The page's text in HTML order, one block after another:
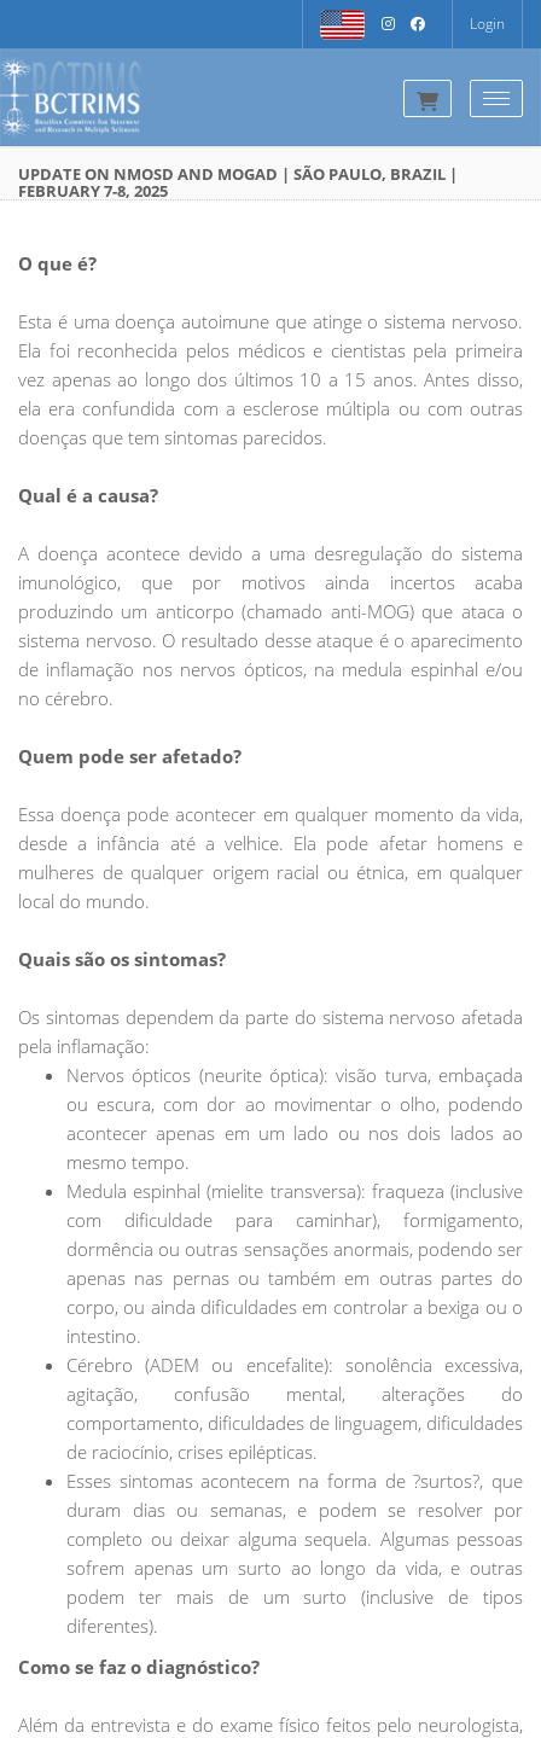
Login
UPDATE ON NMOSD AND MOGAD | SÃO PAULO, BRAZIL |
FEBRUARY 7-8, 2025
O que é?
Esta é uma doença autoimune que atinge o sistema nervoso.
Ela foi reconhecida pelos médicos e cientistas pela primeira
vez apenas ao longo dos últimos 10 a 15 anos. Antes disso,
ela era confundida com a esclerose múltipla ou com outras
doenças que tem sintomas parecidos.
Qual é a causa?
A doença acontece devido a uma desregulação do sistema
imunológico, que por motivos ainda incertos acaba
produzindo um anticorpo (chamado anti-MOG) que ataca o
sistema nervoso. O resultado desse ataque é o aparecimento
de inflamação nos nervos ópticos, na medula espinhal e/ou
no cérebro.
Quem pode ser afetado?
Essa doença pode acontecer em qualquer momento da vida,
desde a infância até a velhice. Ela pode afetar homens e
mulheres de qualquer origem racial ou étnica, em qualquer
local do mundo.
Quais são os sintomas?
Os sintomas dependem da parte do sistema nervoso afetada
pela inflamação:
Nervos ópticos (neurite óptica): visão turva, embaçada
ou escura, com dor ao movimentar o olho, podendo
acontecer apenas em um lado ou nos dois lados ao
mesmo tempo.
Medula espinhal (mielite transversa): fraqueza (inclusive
com dificuldade para caminhar), formigamento,
dormência ou outras sensações anormais, podendo ser
apenas nas pernas ou também em outras partes do
corpo, ou ainda dificuldades em controlar a bexiga ou o
intestino.
Cérebro (ADEM ou encefalite): sonolência excessiva,
agitação, confusão mental, alterações do
comportamento, dificuldades de linguagem, dificuldades
de raciocínio, crises epilépticas.
Esses sintomas acontecem na forma de ?surtos?, que
duram dias ou semanas, e podem se resolver por
completo ou deixar alguma sequela. Algumas pessoas
sofrem apenas um surto ao longo da vida, e outras
podem ter mais de um surto (inclusive de tipos
diferentes).
Como se faz o diagnóstico?
Além da entrevista e do exame físico feitos pelo neurologista,